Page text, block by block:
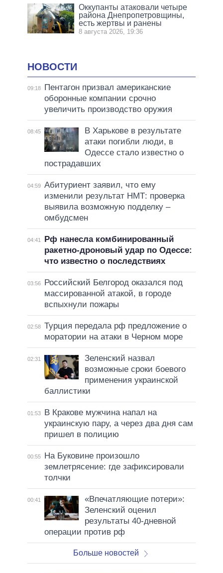
Оккупанты атаковали четыре
района Днепропетровщины,
есть жертвы и ранены
8 августа 2026, 19:36
НОВОСТИ
09:18
Пентагон призвал американские
оборонные компании срочно
увеличить производство оружия
08:45
В Харькове в результате
атаки погибли люди, в
Одессе стало известно о
пострадавших
04:59 Абитуриент заявил, что ему
изменили результат НМТ: проверка
выявила возможную подделку –
омбудсмен
04:41
Рф нанесла комбинированный
ракетно-дроновый удар по Одессе:
что известно о последствиях
03:56
Российский Белгород оказался под
массированной атакой, в городе
вспыхнули пожары
02:58 Турция передала рф предложение о
моратории на атаки в Черном море
02:31
Зеленский назвал
возможные сроки боевого
применения украинской
баллистики
01:53
В Кракове мужчина напал на
украинскую пару, а через два дня сам
пришел в полицию
00:55
На Буковине произошло
землетрясение: где зафиксировали
толчки
00:41
«Впечатляющие потери»:
Зеленский оценил
результаты 40-дневной
операции против рф
Больше новостей